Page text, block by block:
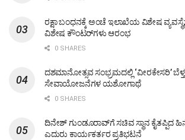
ರಕ್ಷಾ ಬಂಧನಕ್ಕೆ ಅಂಚೆ ಇಲಾಖೆಯ ವಿಶೇಷ
ವಿಶೇಷ ಕೌಂಟರ್‌ಗಳು ಆರಂಭ
0 SHARES
ದಶಮಾನೋತ್ಸವ ಸಂಭ್ರಮದಲ್ಲಿ ‘ವೀರಕೇಸರಿ’
ಸೇವಾಯೋಜನೆಗಳ ಯಶೋಗಾಥೆ
0 SHARES
ದಿನೇಶ್ ಗುಂಡೂರಾವ್‌ಗೆ ಸಚಿವ ಸ್ಥಾನ ಕೈತಪ್ಪಿದ
ಎದುರು ಕಾರ್ಯಕರ್ತರ ಪ್ರತಿಭಟನೆ